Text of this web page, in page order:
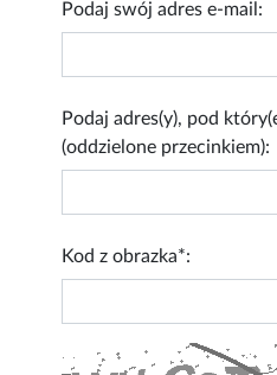
Podaj swój adres e-mail:
Podaj adres(y), pod
(oddzielone przecinkiem):
Kod z obrazka*: